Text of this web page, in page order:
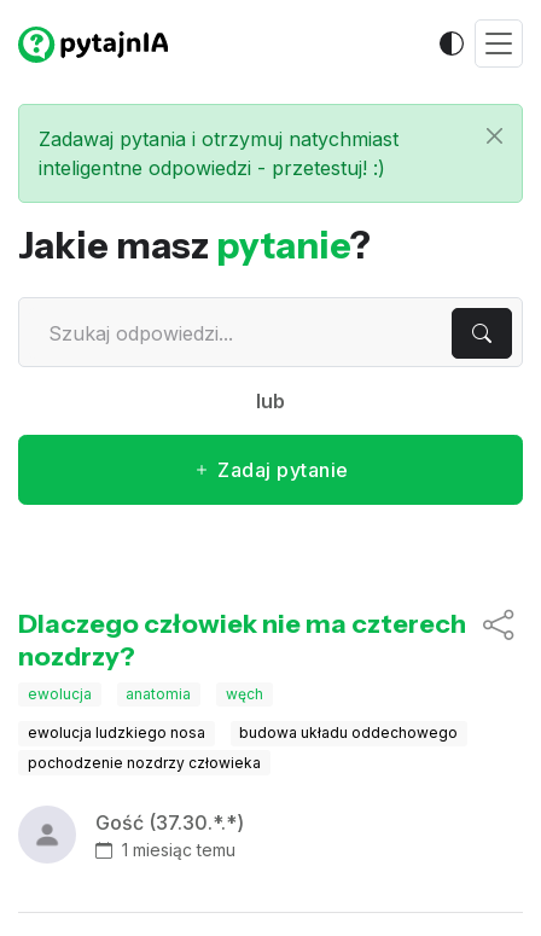
Zadawaj pytania i otrzymuj natychmiast
inteligentne odpowiedzi - przetestuj! :)
Jakie masz pytanie?
lub
Zadaj pytanie
Dlaczego człowiek nie ma czterech
nozdrzy?
ewolucja anatomia węch
ewolucja ludzkiego nosa
budowa układu oddechowego
pochodzenie nozdrzy człowieka
Gość (37.30.*.*)
1 miesiąc temu